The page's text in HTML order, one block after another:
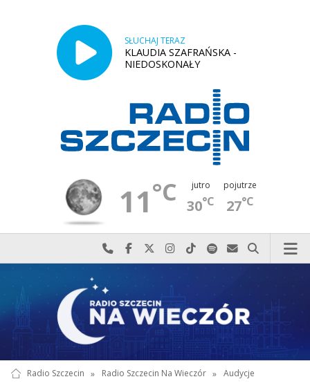
SŁUCHAJ TERAZ
KLAUDIA SZAFRAŃSKA -
NIEDOSKONAŁY
11°C jutro
30°C
pojutrze
27°C
Najlepiej po prostu do nas zadzwoń
Odwiedź nas na Facebook-u
Odwiedź nas na X
Odwiedź nas na Instagram-ie
Odwiedź nas na TikTok-u
Szukaj nas na Spotify
Wyślij do nas
Szukaj
Radio Szczecin » Radio Szczecin Na Wieczór » Audycje